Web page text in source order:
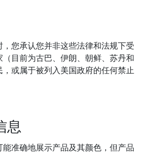
您承认您并非这些法律和法规下受
目前为古巴、伊朗、朝鲜、苏丹和
或属于被列入美国政府的任何禁止
息
准确地展示产品及其颜色，但产品